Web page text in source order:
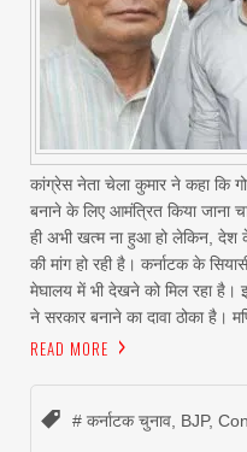
कांग्रेस नेता चेला कुमार ने कहा कि
बनाने के लिए आमंत्रित किया जाना
ही अभी खत्म ना हुआ हो लेकिन, देश
की मांग हो रही है। कर्नाटक के
मेघालय में भी देखने को मिल रहा है।
ने सरकार बनाने का दावा ठोका है।
READ MORE
# कर्नाटक चुनाव, BJP,